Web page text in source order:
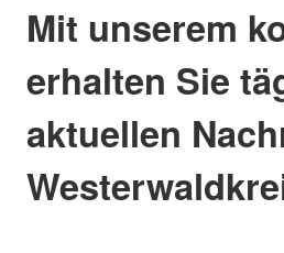
Mit unserem
erhalten Sie
aktuellen